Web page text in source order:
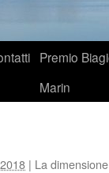
Premio
Marin
| La